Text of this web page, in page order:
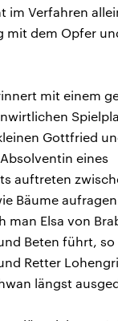
im Verfahren
mit dem Opfer
mit einem
Gottfried
eines
auftreten
Bäume
man Elsa von
Beten führt, so
Retter
längst